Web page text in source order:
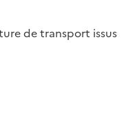
de transport issus